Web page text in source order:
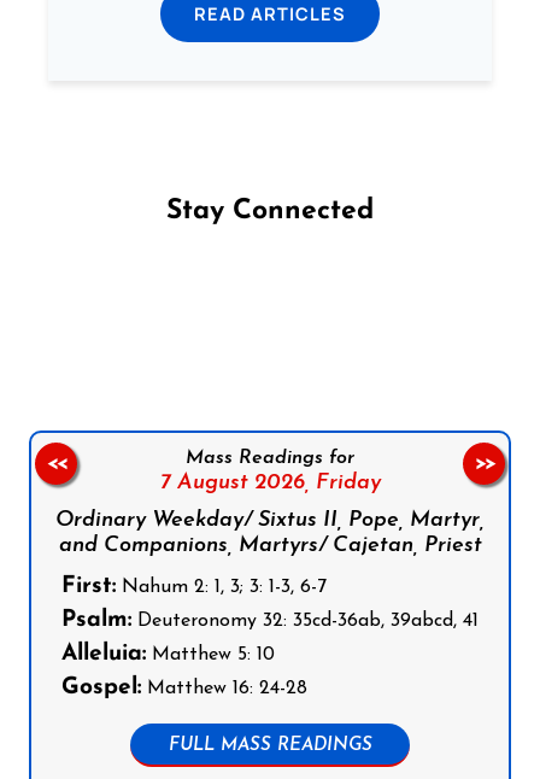
READ ARTICLES
Stay Connected
Mass Readings for
7 August 2026, Friday
Ordinary Weekday/ Sixtus II, Pope, Martyr,
and Companions, Martyrs/ Cajetan, Priest
First: Nahum 2: 1, 3; 3: 1-3, 6-7
Psalm: Deuteronomy 32: 35cd-36ab, 39abcd, 41
Alleluia: Matthew 5: 10
Gospel: Matthew 16: 24-28
FULL MASS READINGS
<< >>